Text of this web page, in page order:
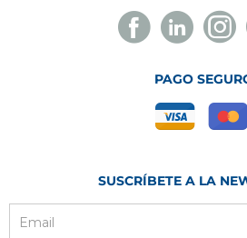
PAGO
SUSCRÍBETE A LA